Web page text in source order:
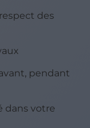
des
pendant
dans votre